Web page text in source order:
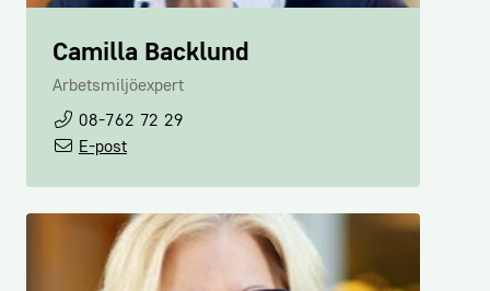
Camilla Backlund
Arbetsmiljöexpert
08-762 72 29
E-post